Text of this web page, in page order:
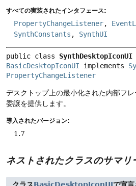
すべての実装されたインタフェース:
PropertyChangeListener,
SynthConstants , SynthUI
public class SynthDesktopIconUI
BasicDesktopIconUI implements
PropertyChangeListener
デスクトップ上の最小化された内部フ
委譲を提供します。
導入されたバージョン:
1.7
ネストされたクラスのサマリ